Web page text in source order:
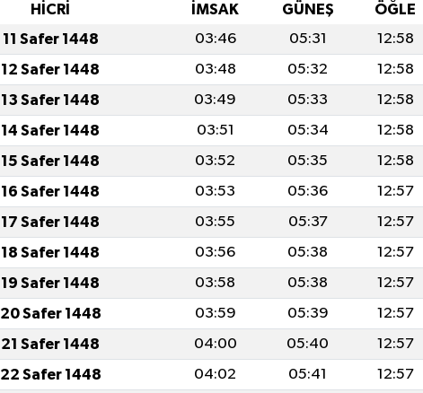
HİCRİ İMSAK GÜNEŞ ÖĞLE
11 Safer 1448 03:46 05:31 12:58
12 Safer 1448 03:48 05:32 12:58
13 Safer 1448 03:49 05:33 12:58
14 Safer 1448 03:51 05:34 12:58
15 Safer 1448 03:52 05:35 12:58
16 Safer 1448 03:53 05:36 12:57
17 Safer 1448 03:55 05:37 12:57
18 Safer 1448 03:56 05:38 12:57
19 Safer 1448 03:58 05:38 12:57
20 Safer 1448 03:59 05:39 12:57
21 Safer 1448 04:00 05:40 12:57
22 Safer 1448 04:02 05:41 12:57